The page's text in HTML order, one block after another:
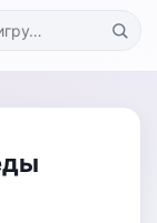
каталогу